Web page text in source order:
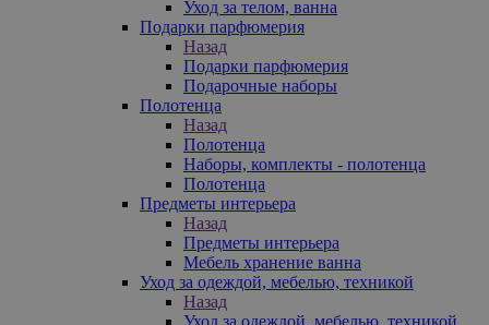
Уход за телом, ванна
Подарки парфюмерия
Назад
Подарки парфюмерия
Подарочные наборы
Полотенца
Назад
Полотенца
Наборы, комплекты - полотенца
Полотенца
Предметы интерьера
Назад
Предметы интерьера
Мебель хранение ванна
Уход за одеждой, мебелью, техникой
Назад
Уход за одеждой, мебелью, техникой